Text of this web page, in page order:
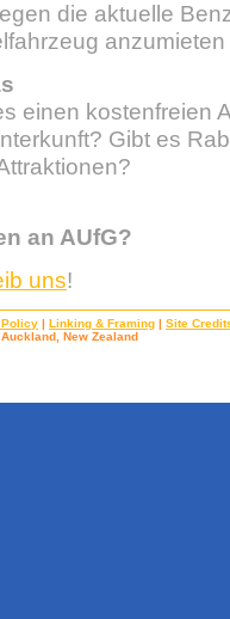
die aktuelle
einen kostenfreien
Gibt es
an AUfG?
uns!
| Linking & Framing | Site
New Zealand